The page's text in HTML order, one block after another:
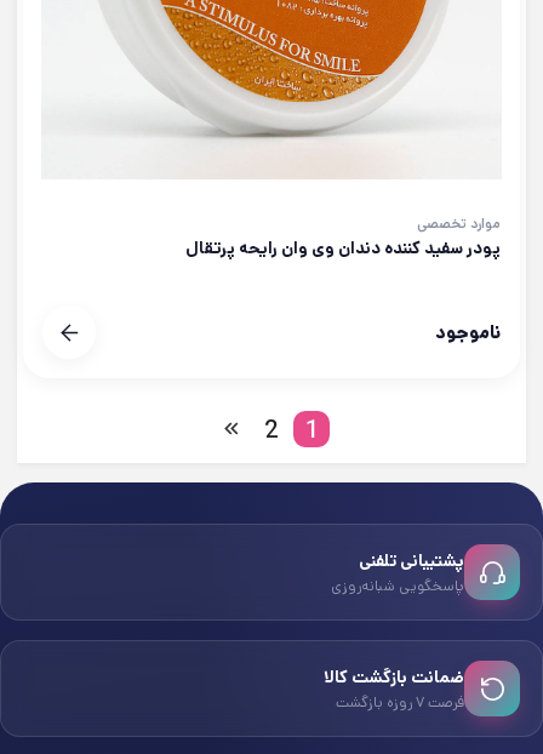
موارد تخصصی
پودر سفید کننده دندان وی وان رایحه پرتقال
ناموجود
1
2
پشتیبانی تلفنی
پاسخگویی شبانه‌روزی
ضمانت بازگشت کالا
فرصت ۷ روزه بازگشت